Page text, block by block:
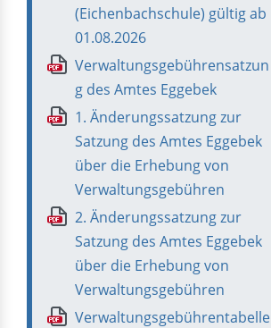
(Eichenbachschule) gültig ab
01.08.2026
PDF
Verwaltungsgebührensatzun
g des Amtes Eggebek
PDF
1. Änderungssatzung zur
Satzung des Amtes Eggebek
über die Erhebung von
Verwaltungsgebühren
PDF
2. Änderungssatzung zur
Satzung des Amtes Eggebek
über die Erhebung von
Verwaltungsgebühren
PDF
Verwaltungsgebührentabelle